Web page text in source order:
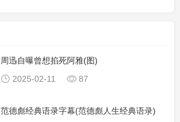
周迅自曝曾想掐死阿雅(图)
2025-02-11
87
范德彪经典语录字幕(范德彪人生经典语录)